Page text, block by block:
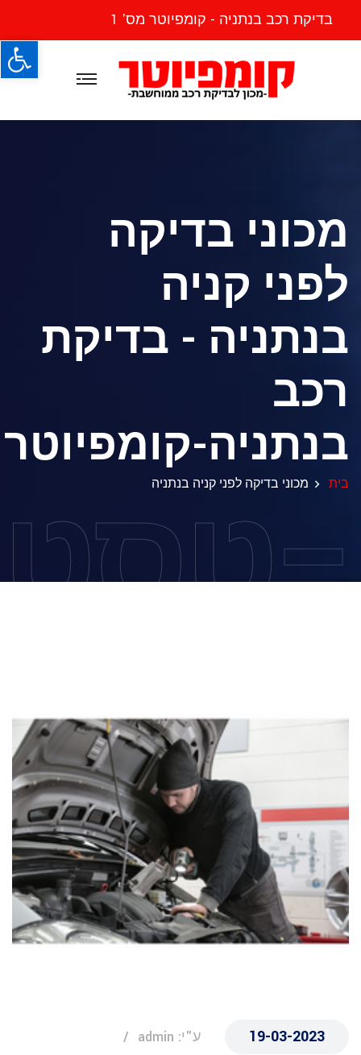
בדיקת רכב בנתניה - קומפיוטר מס' 1
מכוני בדיקה
לפני קניה
בנתניה - בדיקת
רכב
בנתניה-קומפיוטר
בית מכוני בדיקה לפני קניה בנתניה
טסט
19-03-2023
ע"י: admin